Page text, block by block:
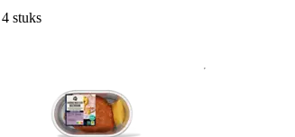
4 stuks